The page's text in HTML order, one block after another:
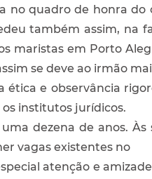
no quadro de honra
também assim, na
maristas em Porto
se deve ao irmão
ética e observância
institutos jurídicos.
dezena de anos.
vagas existentes no
atenção e